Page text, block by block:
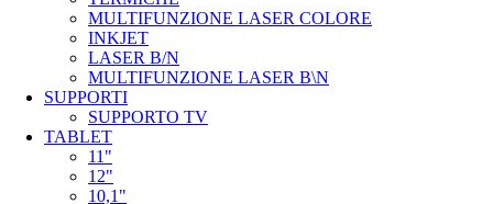
MULTIFUNZIONE LASER COLORE
INKJET
LASER B/N
MULTIFUNZIONE LASER B\N
SUPPORTI
SUPPORTO TV
TABLET
11"
12"
10,1"